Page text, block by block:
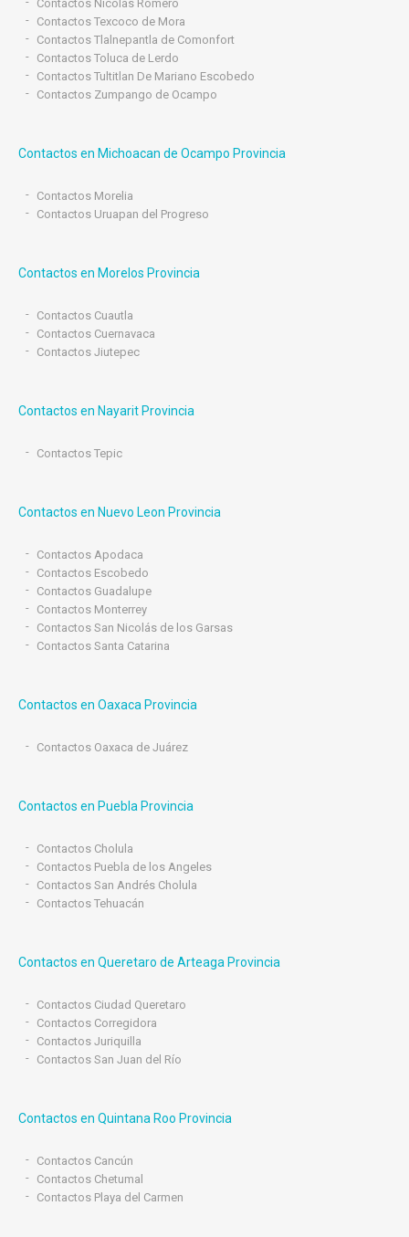
Contactos Nicolás Romero
Contactos Texcoco de Mora
Contactos Tlalnepantla de Comonfort
Contactos Toluca de Lerdo
Contactos Tultitlan De Mariano Escobedo
Contactos Zumpango de Ocampo
Contactos en Michoacan de Ocampo Provincia
Contactos Morelia
Contactos Uruapan del Progreso
Contactos en Morelos Provincia
Contactos Cuautla
Contactos Cuernavaca
Contactos Jiutepec
Contactos en Nayarit Provincia
Contactos Tepic
Contactos en Nuevo Leon Provincia
Contactos Apodaca
Contactos Escobedo
Contactos Guadalupe
Contactos Monterrey
Contactos San Nicolás de los Garsas
Contactos Santa Catarina
Contactos en Oaxaca Provincia
Contactos Oaxaca de Juárez
Contactos en Puebla Provincia
Contactos Cholula
Contactos Puebla de los Angeles
Contactos San Andrés Cholula
Contactos Tehuacán
Contactos en Queretaro de Arteaga Provincia
Contactos Ciudad Queretaro
Contactos Corregidora
Contactos Juriquilla
Contactos San Juan del Río
Contactos en Quintana Roo Provincia
Contactos Cancún
Contactos Chetumal
Contactos Playa del Carmen